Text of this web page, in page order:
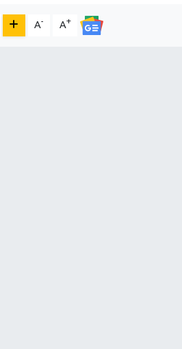
A- A+